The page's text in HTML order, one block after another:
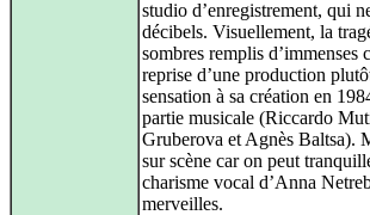
studio d’enregistrement, qui
décibels. Visuellement, la
sombres remplis d’immenses
reprise d’une production
sensation à sa création en
partie musicale (Riccardo
Gruberova et Agnès Baltsa).
sur scène car on peut
charisme vocal d’Anna
merveilles.